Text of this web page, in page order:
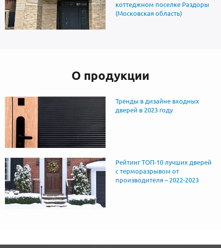
коттеджном поселке Раздоры
(Московская область)
О продукции
Тренды в дизайне входных
дверей в 2023 году
Рейтинг ТОП-10 лучших дверей
с терморазрывом от
производителя – 2022-2023